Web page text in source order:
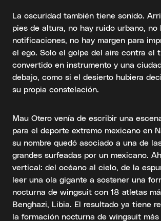
La oscuridad también tiene sonido.
pies de altura, no hay ruido urbano, no
notificaciones, no hay margen para
el ego. Solo el golpe del aire contra el
convertido en instrumento y una
debajo, como si el desierto hubiera
su propia constelación.
Mau Otero venía de escribir una
para el deporte extremo mexicano en
su nombre quedó asociado a una de
grandes surfeadas por un mexicano.
vertical: del océano al cielo, de la
leer una ola gigante a sostener una
nocturna de wingsuit con 18 atletas
Benghazi, Libia. El resultado ya tiene
la formación nocturna de wingsuit más